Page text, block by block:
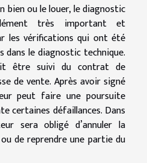
bien ou le louer, le diagnostic
très important et
les vérifications qui ont été
le diagnostic technique.
être suivi du contrat de
de vente. Après avoir signé
peut faire une poursuite
certaines défaillances. Dans
sera obligé d’annuler la
de reprendre une partie du